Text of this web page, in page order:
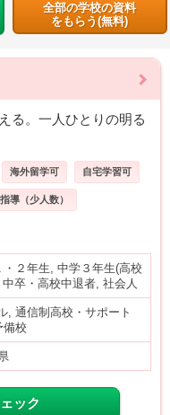
全部の学校の資料
をもらう(無料)
る。一人ひとりの明る
海外留学可 自宅学習可
導（少人数）
２年生, 中学３年生(高校
卒・高校中退者, 社会人
, 通信制高校・サポート
備校
ック